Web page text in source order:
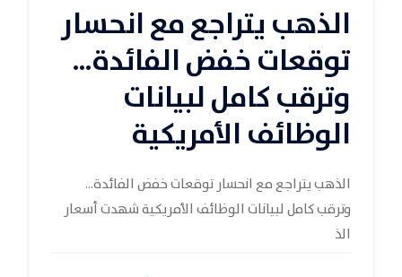
الذهب يتراجع مع انحسار
توقعات خفض الفائدة…
وترقب كامل لبيانات
الوظائف الأمريكية
الذهب يتراجع مع انحسار توقعات خفض الفائدة…
وترقب كامل لبيانات الوظائف الأمريكية شهدت أسعار
الذ